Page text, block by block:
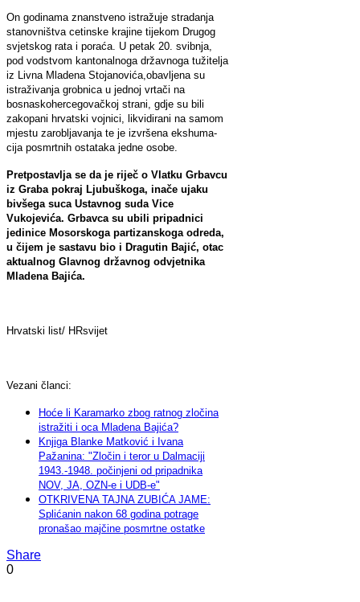
On godinama znanstveno istražuje stradanja
stano­vništva cetinske krajine tijekom Dru­gog
svjetskog rata i poraća. U petak 20. svibnja,
pod vodstvom kantonalnoga državnoga tužitelja
iz Livna Mladena Stojanovića,obavljena su
istraživanja grobnica u jednoj vrtači na
bosnaskohercegovačkoj strani, gdje su bili
zakopani hrvatski vojni­ci, likvidirani na samom
mjestu za­robljavanja te je izvršena ekshuma­
cija posmrtnih ostataka jedne osobe.
Pretpostavlja se da je riječ o Vlatku Grbavcu
iz Graba pokraj Ljubuškoga, inače ujaku
bivšega suca Ustavnog suda Vice
Vukojevića. Grbavca su ubili pripadnici
jedinice Mosorskoga partizanskoga odreda,
u čijem je sastavu bio i Dragutin Bajić, otac
aktualnog Glavnog državnog odvjetnika
Mladena Bajića.
Hrvatski list/ HRsvijet
Vezani članci:
Hoće li Karamarko zbog ratnog zločina
istražiti i oca Mladena Bajića?
Knjiga Blanke Matković i Ivana
Pažanina: "Zločin i teror u Dalmaciji
1943.-1948. počinjeni od pripadnika
NOV, JA, OZN-e i UDB-e"
OTKRIVENA TAJNA ZUBIĆA JAME:
Splićanin nakon 68 godina potrage
pronašao majčine posmrtne ostatke
Share
0